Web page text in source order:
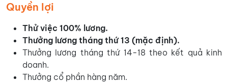
Quyền lợi
Thử việc 100% lương.
Thưởng lương tháng thứ 13 (mặc định).
Thưởng lương tháng thứ 14-18 theo kết quả kinh
doanh.
Thưởng cổ phần hàng năm.